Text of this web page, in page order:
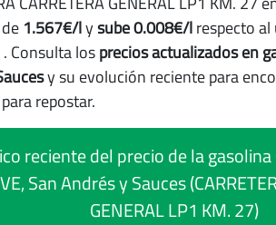
1.567€/lysube 0.008€/lrespecto
. Consulta losprecios actualizados en
y su evolución reciente para
repostar.
reciente del precio de la
San Andrés y Sauces
GENERAL LP1 KM. 27)